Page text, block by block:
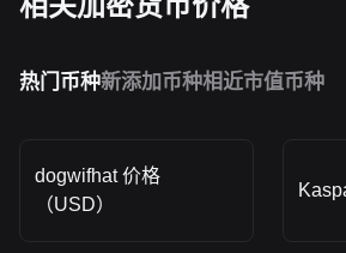
热门币种新添加币种相近市值币种
dogwifhat 价格
（USD）